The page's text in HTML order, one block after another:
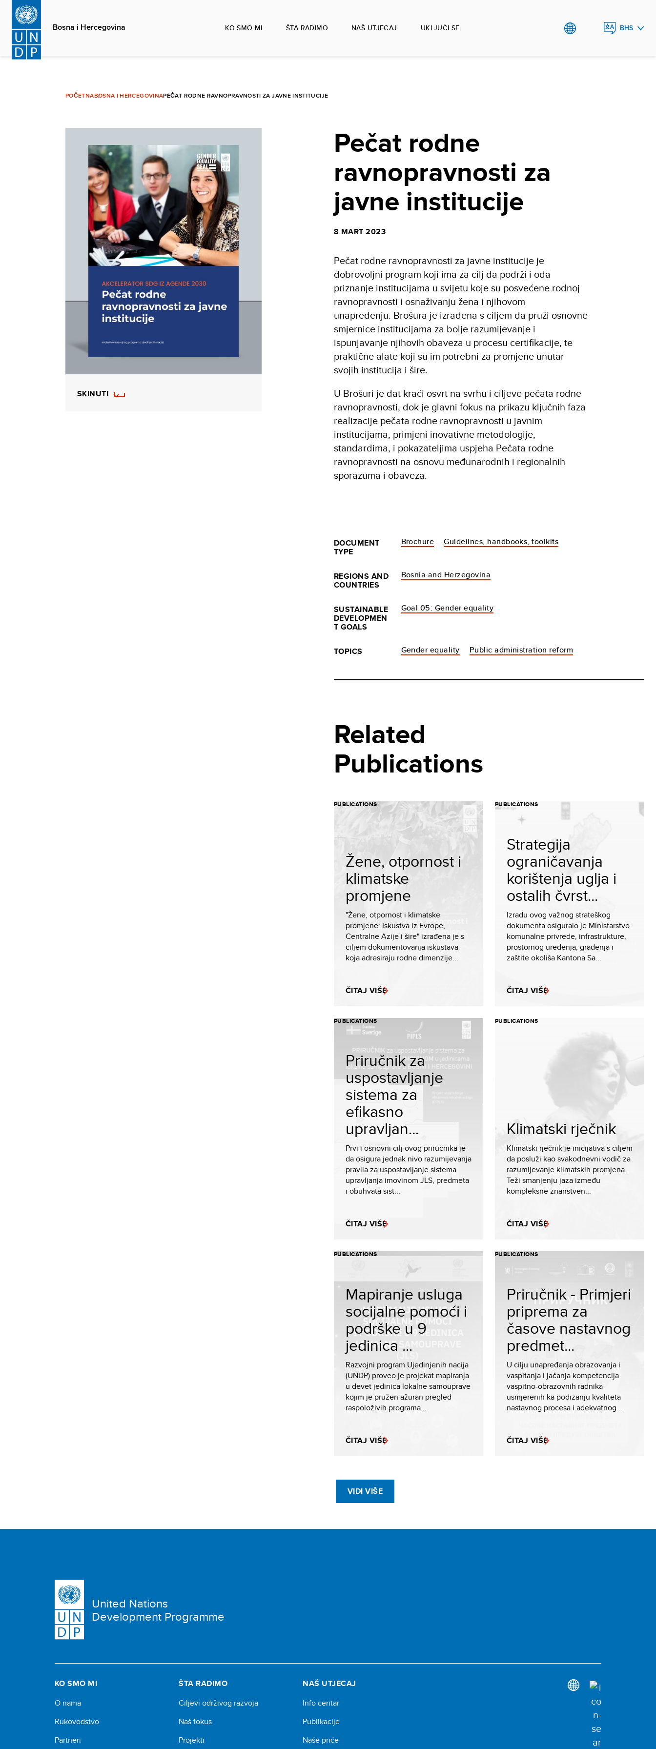
Skip
main
content
Bosna i Hercegovina KO SMO MI ŠTA RADIMO NAŠ UTJECAJ UKLJUČI SE BHS
POČETNABOSNA I HERCEGOVINAPEČAT RODNE RAVNOPRAVNOSTI ZA JAVNE INSTITUCIJE
SKINUTI
Pečat rodne
ravnopravnosti za
javne institucije
8 MART 2023
Pečat rodne ravnopravnosti za javne institucije je
dobrovoljni program koji ima za cilj da podrži i oda
priznanje institucijama u svijetu koje su posvećene rodnoj
ravnopravnosti i osnaživanju žena i njihovom
unapređenju. Brošura je izrađena s ciljem da pruži osnovne
smjernice institucijama za bolje razumijevanje i
ispunjavanje njihovih obaveza u procesu certifikacije, te
praktične alate koji su im potrebni za promjene unutar
svojih institucija i šire.
U Brošuri je dat kraći osvrt na svrhu i ciljeve pečata rodne
ravnopravnosti, dok je glavni fokus na prikazu ključnih faza
realizacije pečata rodne ravnopravnosti u javnim
institucijama, primjeni inovativne metodologije,
standardima, i pokazateljima uspjeha Pečata rodne
ravnopravnosti na osnovu međunarodnih i regionalnih
sporazuma i obaveza.
DOCUMENT
TYPE
Brochure Guidelines, handbooks, toolkits
REGIONS AND
COUNTRIES
Bosnia and Herzegovina
SUSTAINABLE
DEVELOPMEN
T GOALS
Goal 05: Gender equality
TOPICS Gender equality Public administration reform
Related
Publications
PUBLICATIONS
Žene, otpornost i
klimatske
promjene
"Žene, otpornost i klimatske
promjene: Iskustva iz Evrope,
Centralne Azije i šire" izrađena je s
ciljem dokumentovanja iskustava
koja adresiraju rodne dimenzije...
ČITAJ VIŠE
PUBLICATIONS
Strategija
ograničavanja
korištenja uglja i
ostalih čvrst...
Izradu ovog važnog strateškog
dokumenta osiguralo je Ministarstvo
komunalne privrede, infrastrukture,
prostornog uređenja, građenja i
zaštite okoliša Kantona Sa...
ČITAJ VIŠE
PUBLICATIONS
Priručnik za
uspostavljanje
sistema za
efikasno
upravljan...
Prvi i osnovni cilj ovog priručnika je
da osigura jednak nivo razumijevanja
pravila za uspostavljanje sistema
upravljanja imovinom JLS, predmeta
i obuhvata sist...
ČITAJ VIŠE
PUBLICATIONS
Klimatski rječnik
Klimatski rječnik je inicijativa s ciljem
da posluži kao svakodnevni vodič za
razumijevanje klimatskih promjena.
Teži smanjenju jaza između
kompleksne znanstven...
ČITAJ VIŠE
PUBLICATIONS
Mapiranje usluga
socijalne pomoći i
podrške u 9
jedinica ...
Razvojni program Ujedinjenih nacija
(UNDP) proveo je projekat mapiranja
u devet jedinica lokalne samouprave
kojim je pružen ažuran pregled
raspoloživih programa...
ČITAJ VIŠE
PUBLICATIONS
Priručnik - Primjeri
priprema za
časove nastavnog
predmet...
U cilju unapređenja obrazovanja i
vaspitanja i jačanja kompetencija
vaspitno-obrazovnih radnika
usmjerenih ka podizanju kvaliteta
nastavnog procesa i adekvatnog...
ČITAJ VIŠE
VIDI VIŠE
United Nations
Development Programme
KO SMO MI
O nama
Rukovodstvo
Partneri
ŠTA RADIMO
Ciljevi održivog razvoja
Naš fokus
Projekti
NAŠ UTJECAJ
Info centar
Publikacije
Naše priče